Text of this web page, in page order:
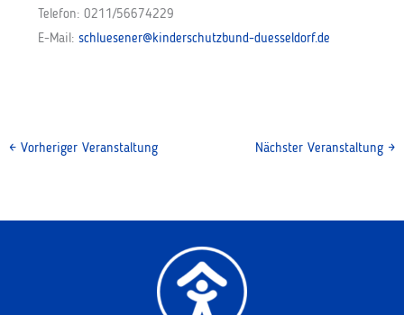
Telefon: 0211/56674229
E-Mail:schluesener@kinderschutzbund-duesseldorf.de
←Vorheriger Veranstaltung Nächster Veranstaltung →